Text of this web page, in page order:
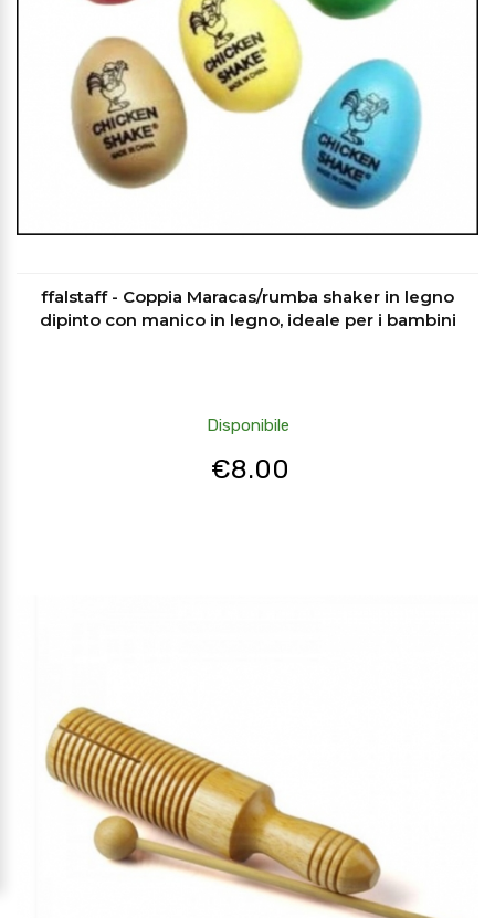
ffalstaff - Coppia Maracas/rumba shaker in legno
dipinto con manico in legno, ideale per i bambini
Disponibile
€8.00